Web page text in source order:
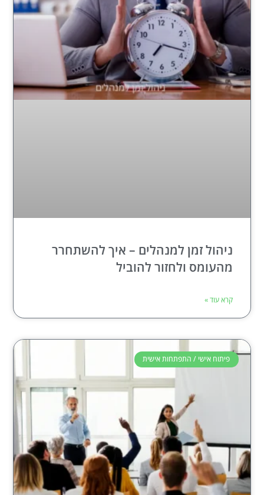
ניהול זמן למנהלים – איך להשתחרר
מהעומס ולחזור להוביל
קרא עוד »
פיתוח אישי / התפתחות אישית